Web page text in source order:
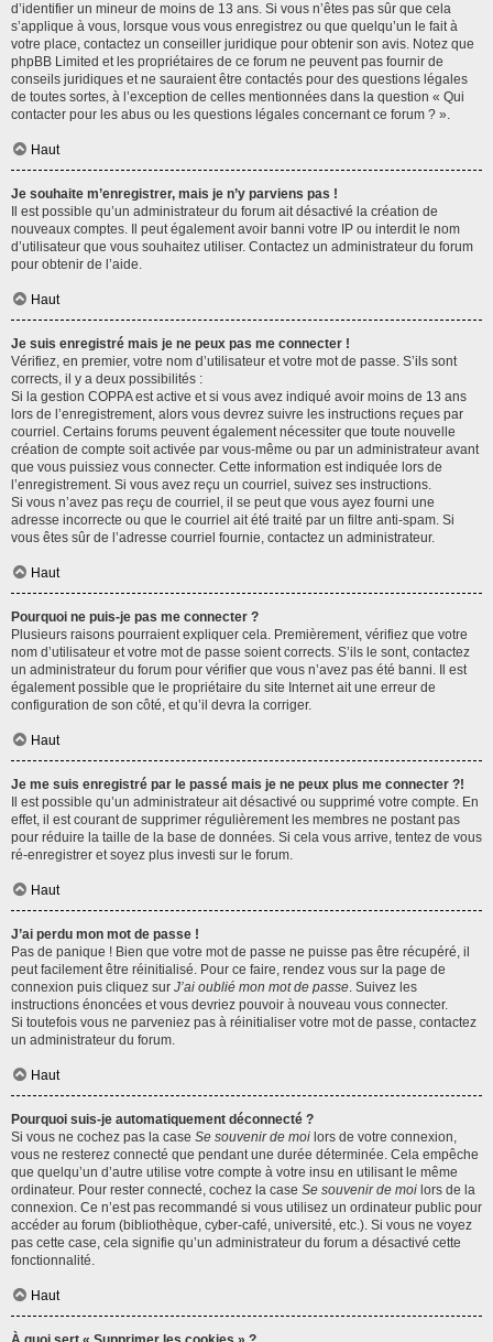
d’identifier un mineur de moins de 13 ans. Si vous n’êtes pas sûr que cela
s’applique à vous, lorsque vous vous enregistrez ou que quelqu’un le fait à
votre place, contactez un conseiller juridique pour obtenir son avis. Notez que
phpBB Limited et les propriétaires de ce forum ne peuvent pas fournir de
conseils juridiques et ne sauraient être contactés pour des questions légales
de toutes sortes, à l’exception de celles mentionnées dans la question « Qui
contacter pour les abus ou les questions légales concernant ce forum ? ».
Haut
Je souhaite m’enregistrer, mais je n’y parviens pas !
Il est possible qu’un administrateur du forum ait désactivé la création de
nouveaux comptes. Il peut également avoir banni votre IP ou interdit le nom
d’utilisateur que vous souhaitez utiliser. Contactez un administrateur du forum
pour obtenir de l’aide.
Haut
Je suis enregistré mais je ne peux pas me connecter !
Vérifiez, en premier, votre nom d’utilisateur et votre mot de passe. S’ils sont
corrects, il y a deux possibilités :
Si la gestion COPPA est active et si vous avez indiqué avoir moins de 13 ans
lors de l’enregistrement, alors vous devrez suivre les instructions reçues par
courriel. Certains forums peuvent également nécessiter que toute nouvelle
création de compte soit activée par vous-même ou par un administrateur avant
que vous puissiez vous connecter. Cette information est indiquée lors de
l’enregistrement. Si vous avez reçu un courriel, suivez ses instructions.
Si vous n’avez pas reçu de courriel, il se peut que vous ayez fourni une
adresse incorrecte ou que le courriel ait été traité par un filtre anti-spam. Si
vous êtes sûr de l’adresse courriel fournie, contactez un administrateur.
Haut
Pourquoi ne puis-je pas me connecter ?
Plusieurs raisons pourraient expliquer cela. Premièrement, vérifiez que votre
nom d’utilisateur et votre mot de passe soient corrects. S’ils le sont, contactez
un administrateur du forum pour vérifier que vous n’avez pas été banni. Il est
également possible que le propriétaire du site Internet ait une erreur de
configuration de son côté, et qu’il devra la corriger.
Haut
Je me suis enregistré par le passé mais je ne peux plus me connecter ?!
Il est possible qu’un administrateur ait désactivé ou supprimé votre compte. En
effet, il est courant de supprimer régulièrement les membres ne postant pas
pour réduire la taille de la base de données. Si cela vous arrive, tentez de vous
ré-enregistrer et soyez plus investi sur le forum.
Haut
J’ai perdu mon mot de passe !
Pas de panique ! Bien que votre mot de passe ne puisse pas être récupéré, il
peut facilement être réinitialisé. Pour ce faire, rendez vous sur la page de
connexion puis cliquez sur J’ai oublié mon mot de passe. Suivez les
instructions énoncées et vous devriez pouvoir à nouveau vous connecter.
Si toutefois vous ne parveniez pas à réinitialiser votre mot de passe, contactez
un administrateur du forum.
Haut
Pourquoi suis-je automatiquement déconnecté ?
Si vous ne cochez pas la case Se souvenir de moi lors de votre connexion,
vous ne resterez connecté que pendant une durée déterminée. Cela empêche
que quelqu’un d’autre utilise votre compte à votre insu en utilisant le même
ordinateur. Pour rester connecté, cochez la case Se souvenir de moi lors de la
connexion. Ce n’est pas recommandé si vous utilisez un ordinateur public pour
accéder au forum (bibliothèque, cyber-café, université, etc.). Si vous ne voyez
pas cette case, cela signifie qu’un administrateur du forum a désactivé cette
fonctionnalité.
Haut